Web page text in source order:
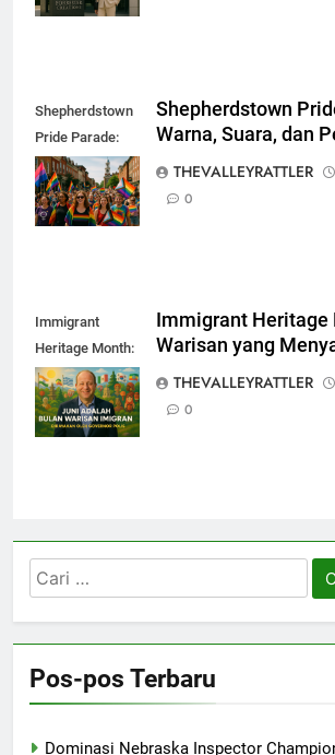
Shepherdstown
Pride Parade:
Warna, Suara,
dan Perlawanan
Shepherdstown
Warna, Suara, dan
THEVALLEYRATTLER
0
Immigrant
Heritage Month:
Warisan yang
Menyatukan
Immigrant Heritage
Warisan yang
THEVALLEYRATTLER
0
Cari
untuk:
Pos-pos Terbaru
Dominasi Nebraska Inspector